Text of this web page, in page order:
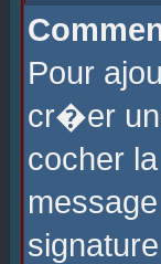
Pour
cr�er
cocher